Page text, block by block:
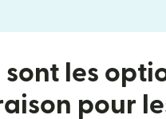
les
pour